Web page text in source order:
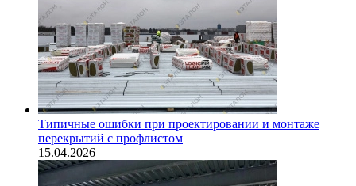
Типичные ошибки при проектировании и монтаже
перекрытий с профлистом
15.04.2026